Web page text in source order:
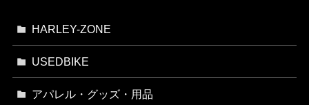
HARLEY-ZONE
USEDBIKE
アパレル・グッズ・用品